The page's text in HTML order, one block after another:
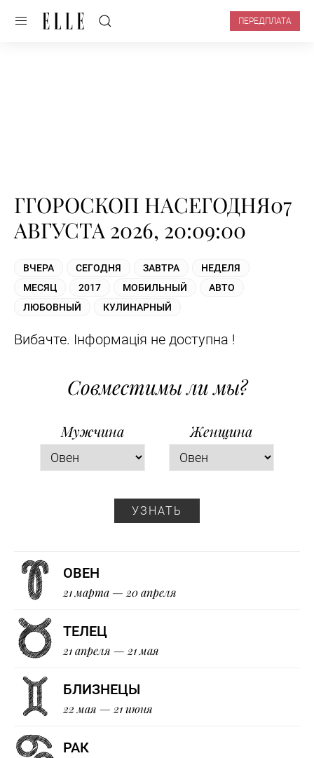
ПЕРЕДПЛАТА
ГГОРОСКОП НАСЕГОДНЯ07
АВГУСТА 2026, 20:09:00
ВЧЕРА СЕГОДНЯ ЗАВТРА
НЕДЕЛЯ
МЕСЯЦ
2017 МОБИЛЬНЫЙ
АВТО
ЛЮБОВНЫЙ
КУЛИНАРНЫЙ
Вибачте. Інформація не доступна !
Совместимы ли мы?
Мужчина Женщина
УЗНАТЬ
ОВЕН
21 марта — 20 апреля
ТЕЛЕЦ
21 апреля — 21 мая
БЛИЗНЕЦЫ
22 мая — 21 июня
РАК